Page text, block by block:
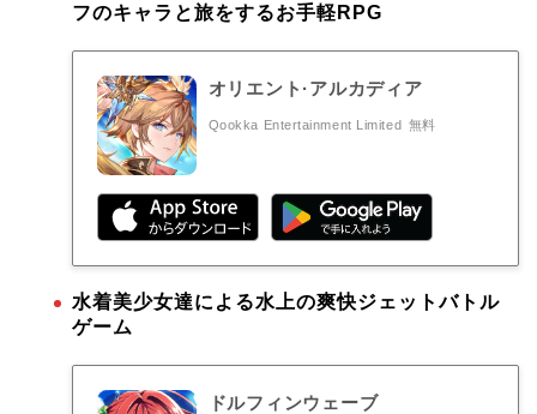
フのキャラと旅をするお手軽RPG
オリエント·アルカディア
Qookka Entertainment Limited 無料
水着美少女達による水上の爽快ジェットバトル
ゲーム
ドルフィンウェーブ